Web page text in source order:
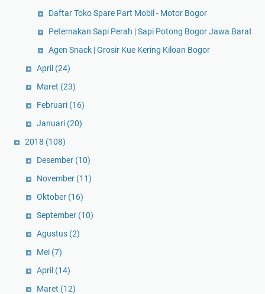
Daftar Toko Spare Part Mobil - Motor Bogor
Peternakan Sapi Perah | Sapi Potong Bogor Jawa Barat
Agen Snack | Grosir Kue Kering Kiloan Bogor
April (24)
Maret (23)
Februari (16)
Januari (20)
2018 (108)
Desember (10)
November (11)
Oktober (16)
September (10)
Agustus (2)
Mei (7)
April (14)
Maret (12)